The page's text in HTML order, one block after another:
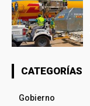
CATEGORÍAS
Gobierno